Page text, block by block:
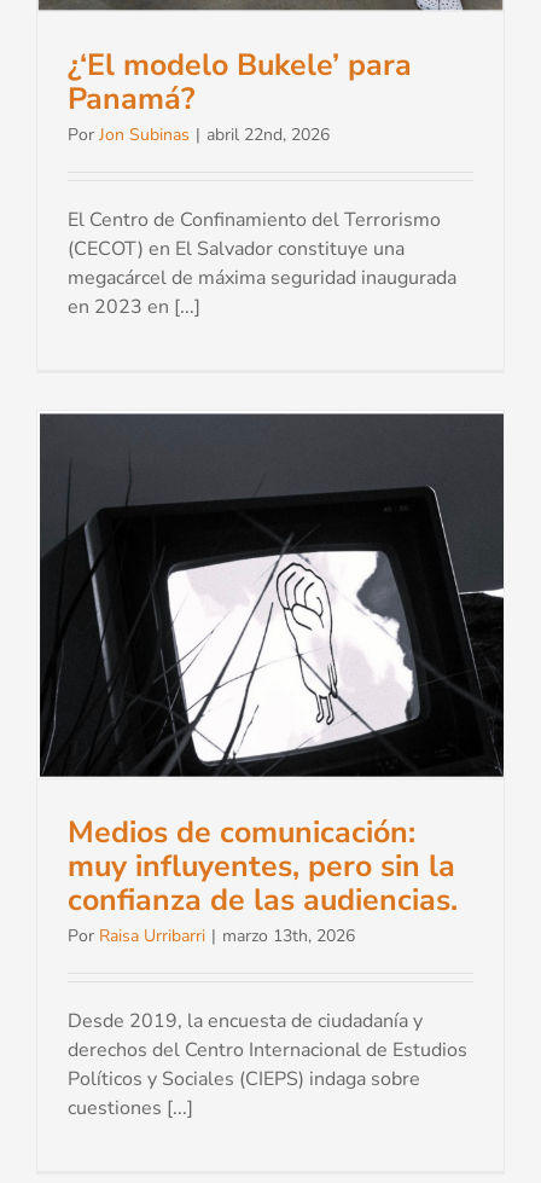
¿‘El modelo Bukele’ para
Panamá?
Por Jon Subinas | abril 22nd, 2026
El Centro de Confinamiento del Terrorismo
(CECOT) en El Salvador constituye una
megacárcel de máxima seguridad inaugurada
en 2023 en [...]
Medios de comunicación:
muy influyentes, pero sin la
confianza de las audiencias.
Por Raisa Urribarri | marzo 13th, 2026
Desde 2019, la encuesta de ciudadanía y
derechos del Centro Internacional de Estudios
Políticos y Sociales (CIEPS) indaga sobre
cuestiones [...]